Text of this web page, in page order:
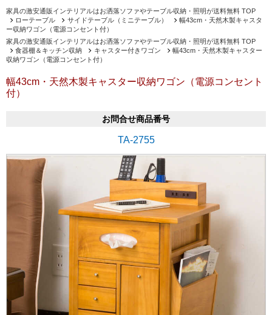
家具の激安通販インテリアルはお洒落ソファやテーブル収納・照明が送料無料 TOP
ローテーブル
サイドテーブル（ミニテーブル）
幅43cm・天然木製キャスタ
ー収納ワゴン（電源コンセント付）
家具の激安通販インテリアルはお洒落ソファやテーブル収納・照明が送料無料 TOP
食器棚＆キッチン収納
キャスター付きワゴン
幅43cm・天然木製キャスター
収納ワゴン（電源コンセント付）
幅43cm・天然木製キャスター収納ワゴン（電源コンセント
付）
お問合せ商品番号
TA-2755